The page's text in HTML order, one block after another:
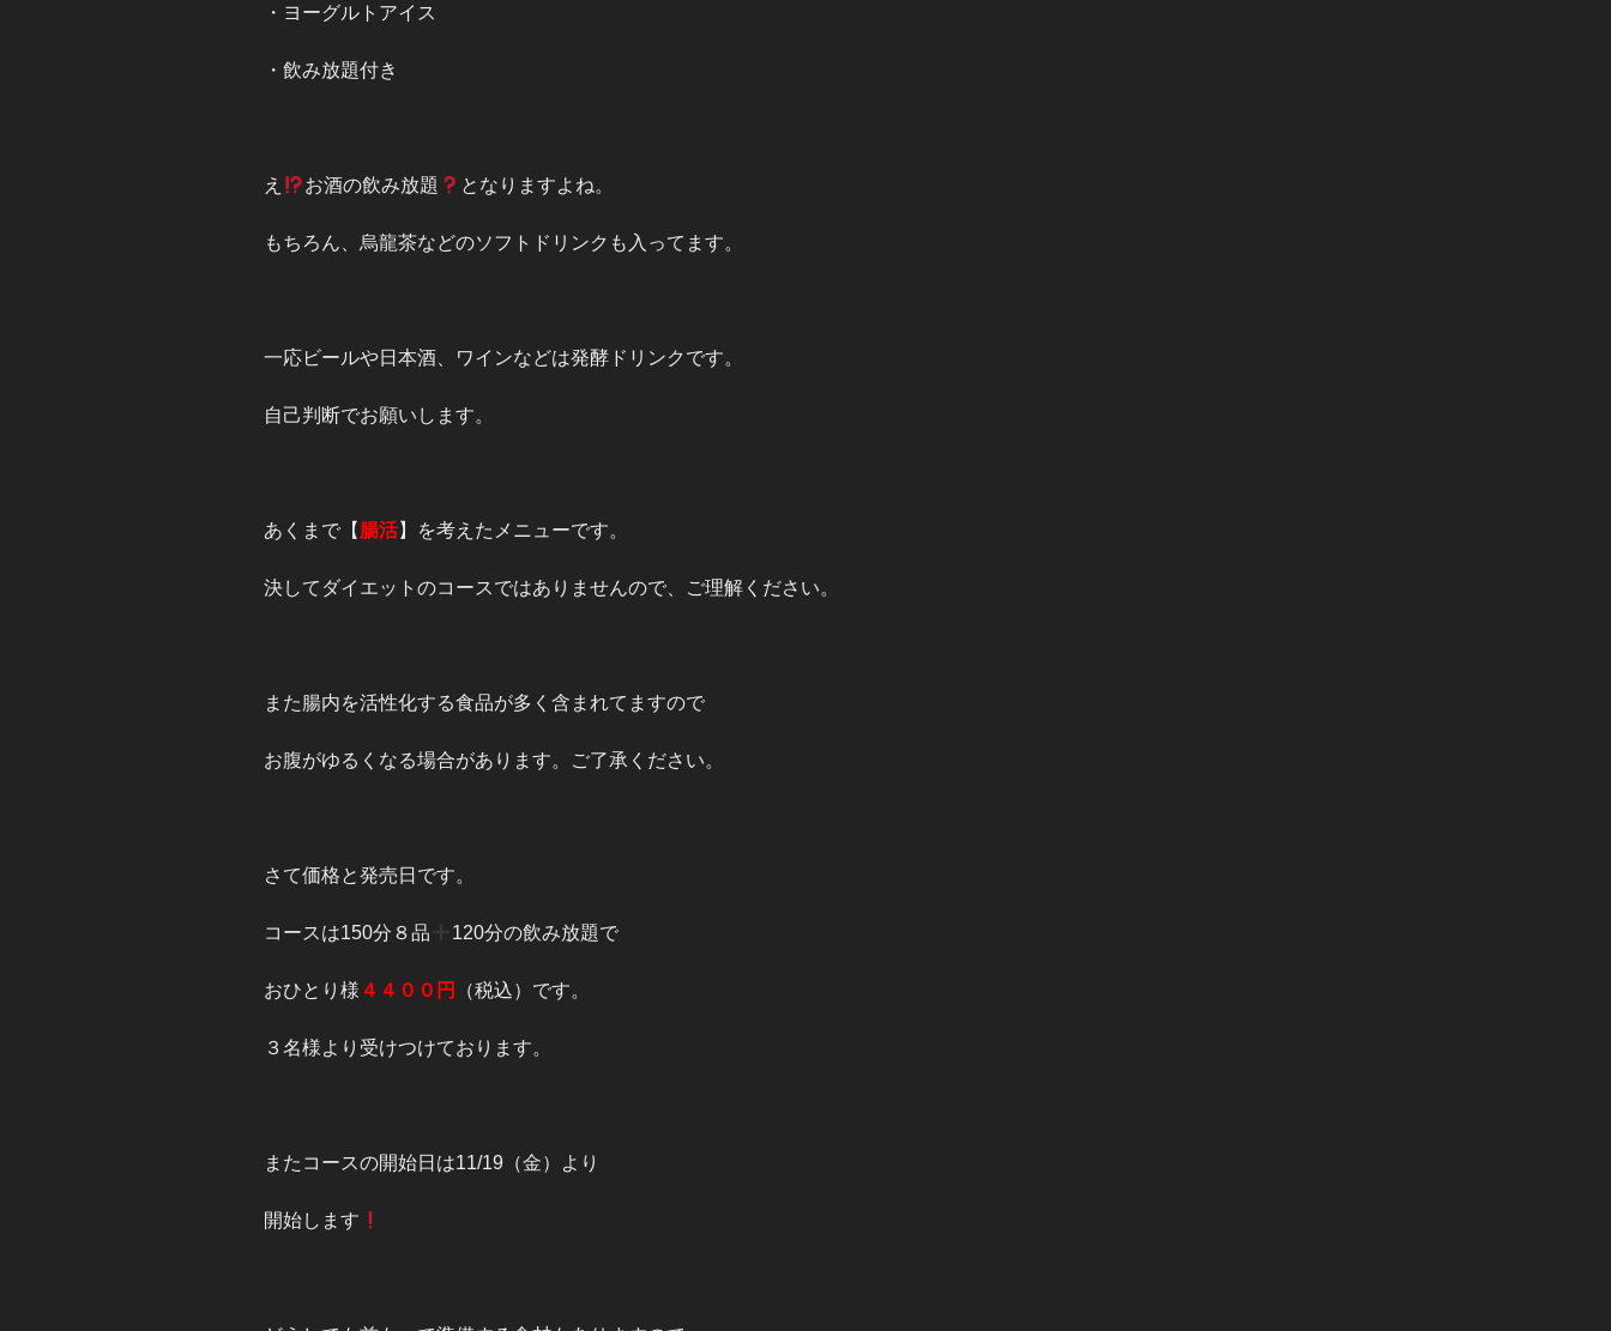
・ヨーグルトアイス
・飲み放題付き
え お酒の飲み放題 となりますよね。
もちろん、烏龍茶などのソフトドリンクも入ってます。
一応ビールや日本酒、ワインなどは発酵ドリンクです。
自己判断でお願いします。
あくまで【 腸活】を考えたメニューです。
決してダイエットのコースではありませんので、ご理解ください。
また腸内を活性化する食品が多く含まれてますので
お腹がゆるくなる場合があります。ご了承ください。
さて価格と発売日です。
コースは150分８品 120分の飲み放題で
おひとり様 ４４００円 （税込）です。
３名様より受けつけております。
またコースの開始日は11/19（金）より
開始します